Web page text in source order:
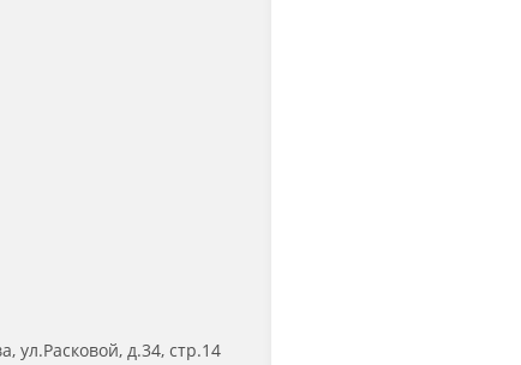
ул.Расковой, д.34, стр.14